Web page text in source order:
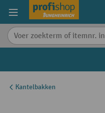
content
Kantelbakken